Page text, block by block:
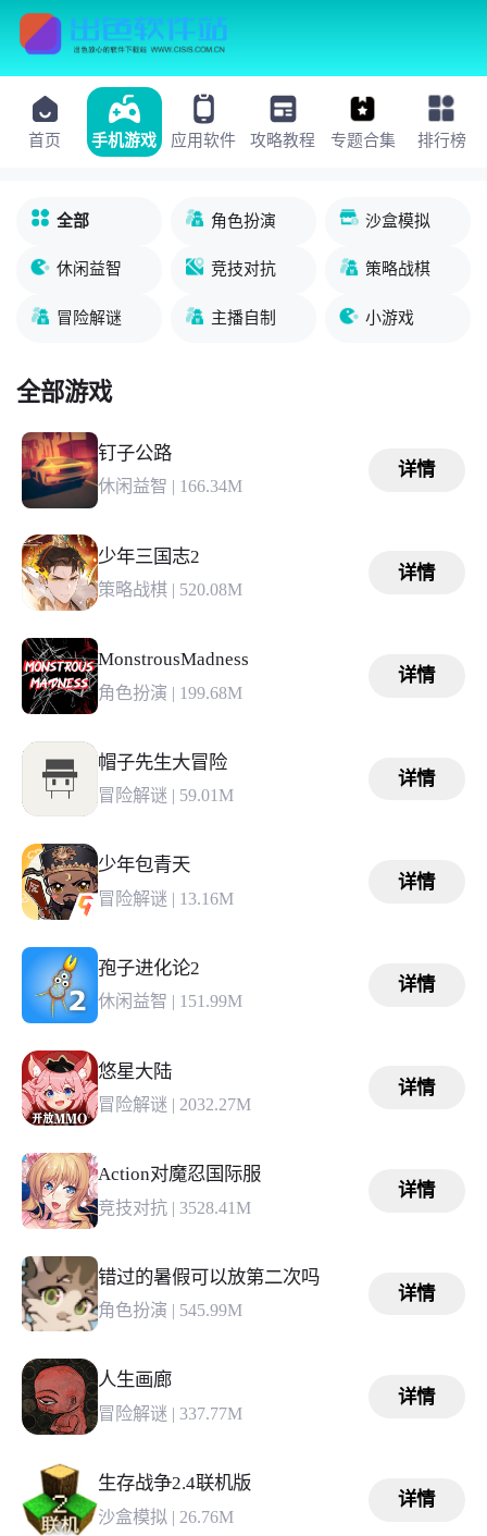
首页 手机游戏 应用软件 攻略教程 专题合集 排行榜
全部 角色扮演 沙盒模拟
休闲益智 竞技对抗 策略战棋
冒险解谜 主播自制 小游戏
全部游戏
钉子公路
休闲益智 | 166.34M
详情
少年三国志2
策略战棋| 520.08M
详情
MonstrousMadness
角色扮演 | 199.68M
详情
帽子先生大冒险
冒险解谜 | 59.01M
详情
少年包青天
冒险解谜 | 13.16M
详情
孢子进化论2
休闲益智 151.99M
详情
悠星大陆
冒险解谜 | 2032.27M
详情
Action对魔忍国际服
竞技对抗| 3528.41M
详情
错过的暑假可以放第二次吗
角色扮演 | 545.99M
详情
人生画廊
冒险解谜 | 337.77M
详情
生存战争2.4联机版
沙盒模拟 | 26.76M
详情